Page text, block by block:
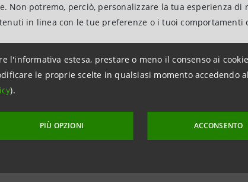
Non potremo, perciò, personalizzare la tua esperienza di
in linea con le tue preferenze o i tuoi comportamenti
l'informativa estesa, prestare o meno il consenso ai
le proprie scelte in qualsiasi momento accedendo
).
PIÙ OPZIONI ACCONSENTO
sociale e grande focus sul clima
nei principali indici e classifiche